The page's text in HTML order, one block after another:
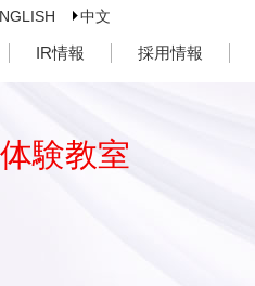
中文
IR情報 採用情報
験教室